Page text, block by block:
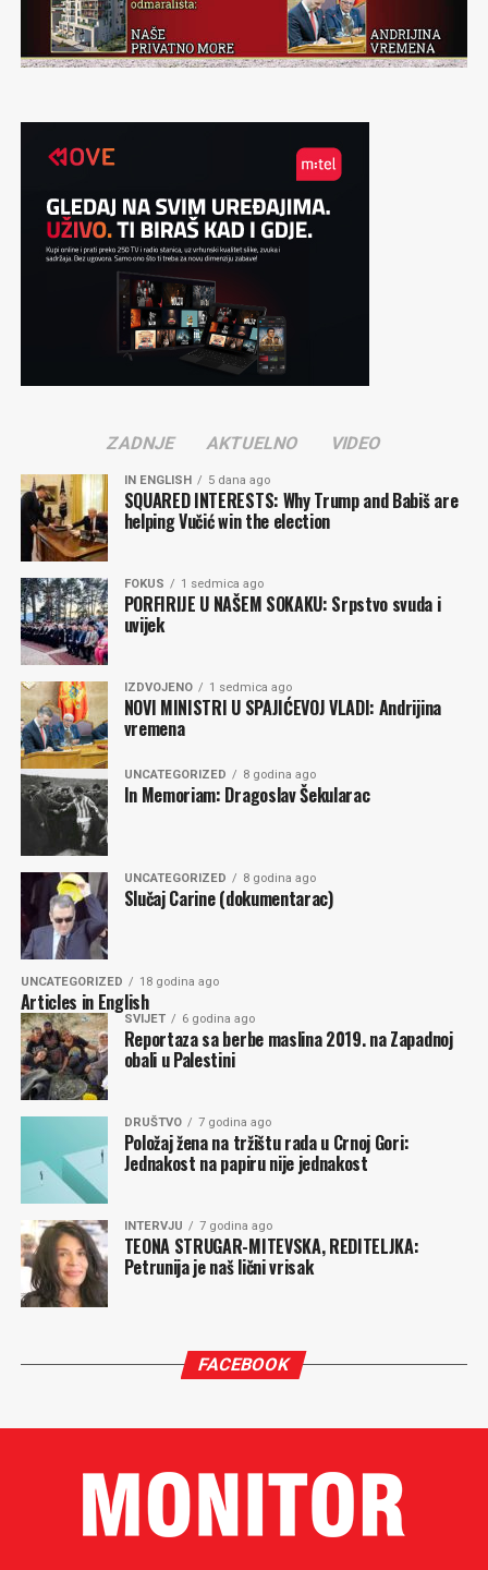
ZADNJE AKTUELNO VIDEO
IN ENGLISH 5 dana ago
SQUARED INTERESTS: Why Trump and Babiš are
helping Vučić win the election
FOKUS 1 sedmica ago
PORFIRIJE U NAŠEM SOKAKU: Srpstvo svuda i
uvijek
IZDVOJENO 1 sedmica ago
NOVI MINISTRI U SPAJIĆEVOJ VLADI: Andrijina
vremena
UNCATEGORIZED 8 godina ago
In Memoriam: Dragoslav Šekularac
UNCATEGORIZED 8 godina ago
Slučaj Carine (dokumentarac)
UNCATEGORIZED 18 godina ago
Articles in English
SVIJET 6 godina ago
Reportaza sa berbe maslina 2019. na Zapadnoj
obali u Palestini
DRUŠTVO 7 godina ago
Položaj žena na tržištu rada u Crnoj Gori:
Jednakost na papiru nije jednakost
INTERVJU 7 godina ago
TEONA STRUGAR-MITEVSKA, REDITELJKA:
Petrunija je naš lični vrisak
FACEBOOK